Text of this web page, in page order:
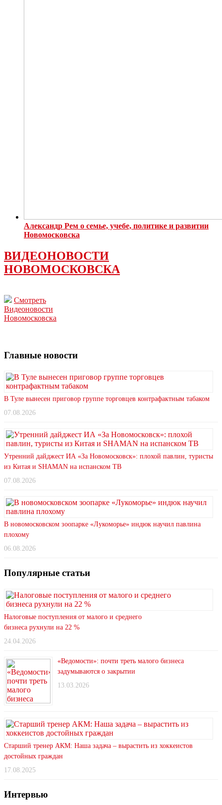
Александр Рем о семье, учебе, политике и развитии
Новомосковска
ВИДЕОНОВОСТИ
НОВОМОСКОВСКА
Смотреть
Видеоновости
Новомосковска
Главные новости
В Туле вынесен приговор группе торговцев контрафактным табаком
07.08.2026
Утренний дайджест ИА «За Новомосковск»: плохой павлин, туристы
из Китая и SHAMAN на испанском ТВ
07.08.2026
В новомосковском зоопарке «Лукоморье» индюк научил павлина
плохому
06.08.2026
Популярные статьи
Налоговые поступления от малого и среднего
бизнеса рухнули на 22 %
24.04.2026
«Ведомости»: почти треть малого бизнеса
задумываются о закрытии
13.03.2026
Старший тренер АКМ: Наша задача – вырастить из хоккеистов
достойных граждан
17.08.2025
Интервью